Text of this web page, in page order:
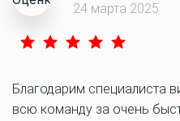
24 марта 2025
Благодарим специалиста
всю команду за очень